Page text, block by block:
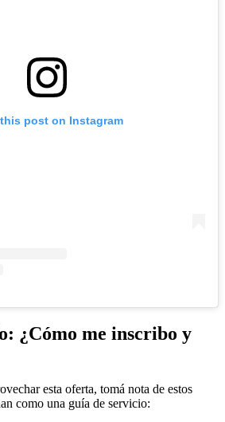
post on Instagram
¿Cómo me inscribo y
esta oferta, tomá nota de estos
como una guía de servicio: